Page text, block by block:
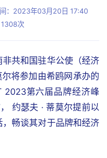
：2023年03月20日 17:40
1308次
共和国驻华公使（经济
将参加由希鸥网承办的
2023第六届品牌经济峰
约瑟夫 · 蒂莫尔提前以
畅谈其对于品牌和经济